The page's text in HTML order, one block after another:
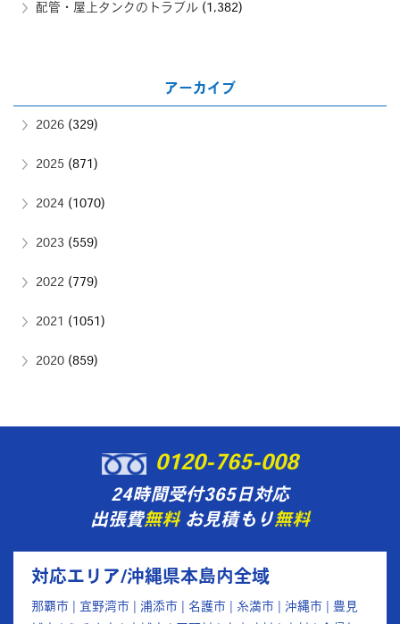
配管・屋上タンクのトラブル (1,382)
アーカイブ
2026 (329)
2025 (871)
2024 (1070)
2023 (559)
2022 (779)
2021 (1051)
2020 (859)
0120-765-008
24時間受付365日対応
出張費無料お見積もり無料
対応エリア/沖縄県本島内全域
那覇市 | 宜野湾市 | 浦添市 | 名護市 | 糸満市 | 沖縄市 | 豊見